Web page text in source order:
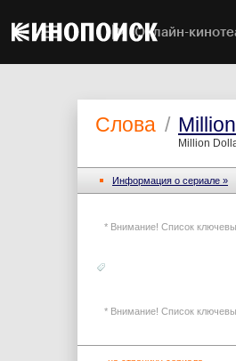
Онлайн-
Слова /
Million
Информация o сериале »
* Внимание! Список
* Внимание! Список